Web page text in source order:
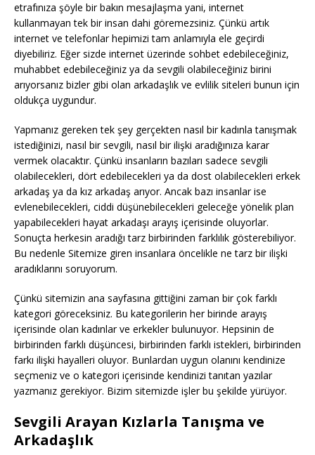
etrafınıza şöyle bir bakın mesajlaşma yani, internet
kullanmayan tek bir insan dahi göremezsiniz. Çünkü artık
internet ve telefonlar hepimizi tam anlamıyla ele geçirdi
diyebiliriz. Eğer sizde internet üzerinde sohbet edebileceğiniz,
muhabbet edebileceğiniz ya da sevgili olabileceğiniz birini
arıyorsanız bizler gibi olan arkadaşlık ve evlilik siteleri bunun için
oldukça uygundur.
Yapmanız gereken tek şey gerçekten nasıl bir kadınla tanışmak
istediğinizi, nasıl bir sevgili, nasıl bir ilişki aradığınıza karar
vermek olacaktır. Çünkü insanların bazıları sadece sevgili
olabilecekleri, dört edebilecekleri ya da dost olabilecekleri erkek
arkadaş ya da kız arkadaş arıyor. Ancak bazı insanlar ise
evlenebilecekleri, ciddi düşünebilecekleri geleceğe yönelik plan
yapabilecekleri hayat arkadaşı arayış içerisinde oluyorlar.
Sonuçta herkesin aradığı tarz birbirinden farklılık gösterebiliyor.
Bu nedenle Sitemize giren insanlara öncelikle ne tarz bir ilişki
aradıklarını soruyorum.
Çünkü sitemizin ana sayfasına gittiğini zaman bir çok farklı
kategori göreceksiniz. Bu kategorilerin her birinde arayış
içerisinde olan kadınlar ve erkekler bulunuyor. Hepsinin de
birbirinden farklı düşüncesi, birbirinden farklı istekleri, birbirinden
farkı ilişki hayalleri oluyor. Bunlardan uygun olanını kendinize
seçmeniz ve o kategori içerisinde kendinizi tanıtan yazılar
yazmanız gerekiyor. Bizim sitemizde işler bu şekilde yürüyor.
Sevgili Arayan Kızlarla Tanışma ve
Arkadaşlık